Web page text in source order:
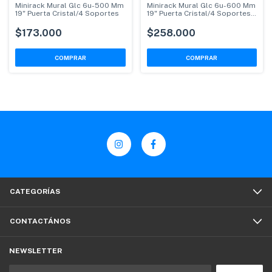
Minirack Mural Glc 6u-500 Mm
19" Puerta Cristal/4 Soportes
$173.000
Minirack Mural Glc 6u-600 Mm
19" Puerta Cristal/4 Soportes
$258.000
CATEGORÍAS
CONTACTÁNOS
NEWSLETTER